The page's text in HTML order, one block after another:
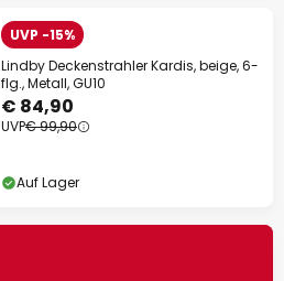
UVP -15%
Lindby Deckenstrahler Kardis, beige, 6-
flg., Metall, GU10
€ 84,90
UVP€ 99,90
Auf Lager